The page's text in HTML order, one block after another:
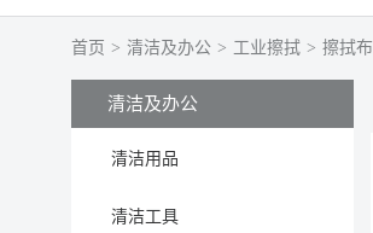
首页 > 清洁及办公 > 工业擦拭 > 擦拭布
清洁及办公
清洁用品
清洁工具